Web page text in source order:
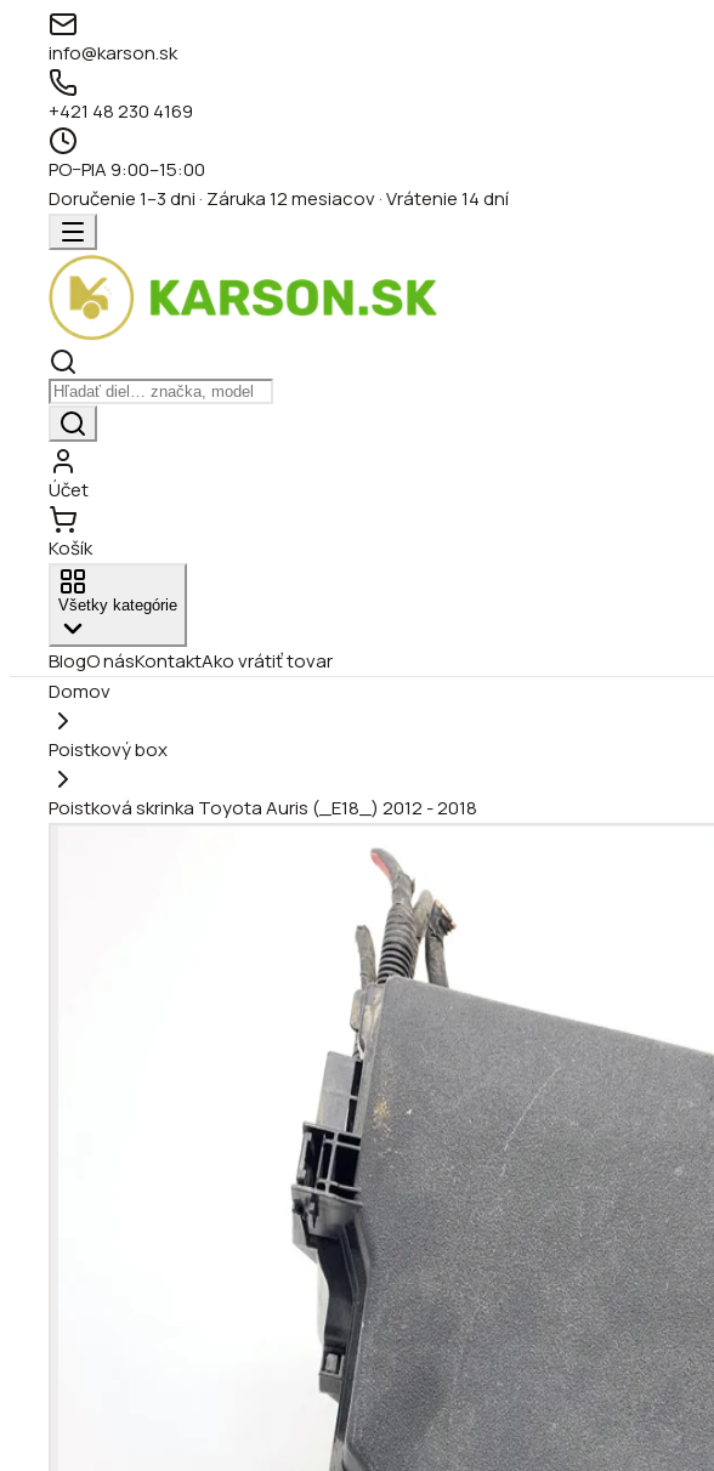
info@karson.sk
+421 48 230 4169
PO–PIA 9:00–15:00
Doručenie 1–3 dni · Záruka 12 mesiacov · Vrátenie 14 dní
Účet
Košík
Všetky kategórie
BlogO násKontaktAko vrátiť tovar
Domov
Poistkový box
Poistková skrinka Toyota Auris (_E18_) 2012 - 2018